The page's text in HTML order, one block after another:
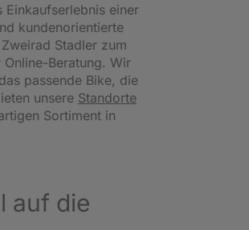
Einkaufserlebnis einer
kundenorientierte
Stadler zum
Beratung. Wir
passende Bike, die
unsere Standorte
Sortiment in
auf die